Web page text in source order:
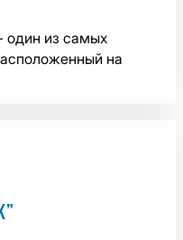
один из самых
на